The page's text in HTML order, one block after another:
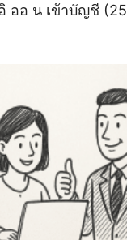
ออ น เข้าบัญชี